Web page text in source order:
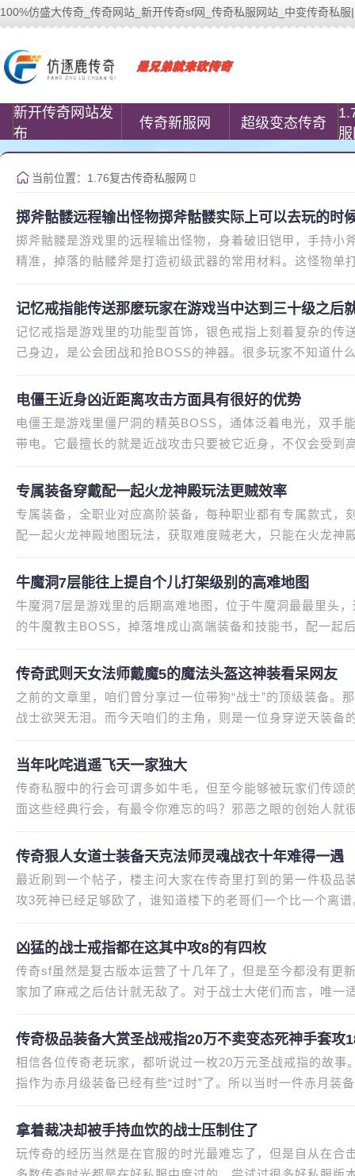
100%仿盛大传奇_传奇网站_新开传奇sf网_传奇私服网站_中变传奇私
新开传奇网站发
布
传奇新服网 超级变态传奇
当前位置： 1.76复古传奇私服网
掷斧骷髅远程输出怪物掷斧骷髅实际上可以去玩的时
掷斧骷髅是游戏里的远程输出怪物，身着破旧铠甲，手持小
精准，掉落的骷髅斧是打造初级武器的常用材料。这怪物单
记忆戒指能传送那麽玩家在游戏当中达到三十级之后
记忆戒指是游戏里的功能型首饰，银色戒指上刻着复杂的传
己身边，是公会团战和抢BOSS的神器。很多玩家不知道什
电僵王近身凶近距离攻击方面具有很好的优势
电僵王是游戏里僵尸洞的精英BOSS，通体泛着电光，双手
带电。它最擅长的就是近战攻击只要被它近身，不仅会受到
专属装备穿戴配一起火龙神殿玩法更贼效率
专属装备，全职业对应高阶装备，每种职业都有专属款式
配一起火龙神殿地图玩法，获取难度贼老大，只能在火龙
牛魔洞7层能往上提自个儿打架级别的高难地图
牛魔洞7层是游戏里的后期高难地图，位于牛魔洞最最里头
的牛魔教主BOSS，掉落堆成山高端装备和技能书，配一起
传奇武则天女法师戴魔5的魔法头盔这神装看呆网友
之前的文章里，咱们曾分享过一位带狗“战士”的顶级装备。
战士欲哭无泪。而今天咱们的主角，则是一位身穿逆天装备
当年叱咤逍遥飞天一家独大
传奇私服中的行会可谓多如牛毛，但至今能够被玩家们传颂
面这些经典行会，有最令你难忘的吗？邪恶之眼的创始人
传奇狠人女道士装备天克法师灵魂战衣十年难得一遇
最近刷到一个帖子，楼主问大家在传奇里打到的第一件极品
攻3死神已经足够欧了，谁知道楼下的老哥们一个比一个离
凶猛的战士戒指都在这其中攻8的有四枚
传奇sf虽然是复古版本运营了十几年了，但是至今都没有更
家加了麻戒之后估计就无敌了。对于战士大佬们而言，唯
传奇极品装备大赏圣战戒指20万不卖变态死神手套攻
相信各位传奇老玩家，都听说过一枚20万元圣战戒指的故
指作为赤月级装备已经有些“过时”了。所以当时一件赤月装
拿着裁决却被手持血饮的战士压制住了
玩传奇的经历当然是在官服的时光最难忘了，但是自从在合